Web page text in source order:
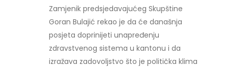
Zamjenik predsjedavajućeg Skupštine
Goran Bulajić rekao je da će današnja
posjeta doprinijeti unapređenju
zdravstvenog sistema u kantonu i da
izražava zadovoljstvo što je politička klima